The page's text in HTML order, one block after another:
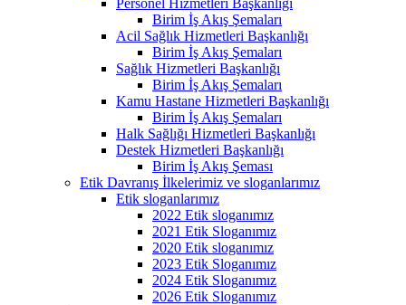
Birim İş Akış Şemaları
Acil Sağlık Hizmetleri Başkanlığı
Birim İş Akış Şemaları
Sağlık Hizmetleri Başkanlığı
Birim İş Akış Şemaları
Kamu Hastane Hizmetleri Başkanlığı
Birim İş Akış Şemaları
Halk Sağlığı Hizmetleri Başkanlığı
Destek Hizmetleri Başkanlığı
Birim İş Akış Şeması
Etik Davranış İlkelerimiz ve sloganlarımız
Etik sloganlarımız
2022 Etik sloganımız
2021 Etik Sloganımız
2020 Etik sloganımız
2023 Etik Sloganımız
2024 Etik Sloganımız
2026 Etik Sloganımız